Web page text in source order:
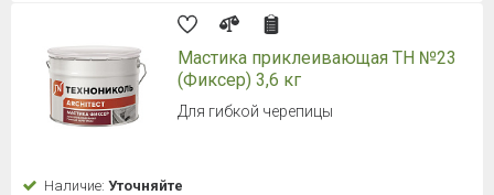
Мастика приклеивающая ТН №23
(Фиксер) 3,6 кг
Для гибкой черепицы
Наличие: Уточняйте